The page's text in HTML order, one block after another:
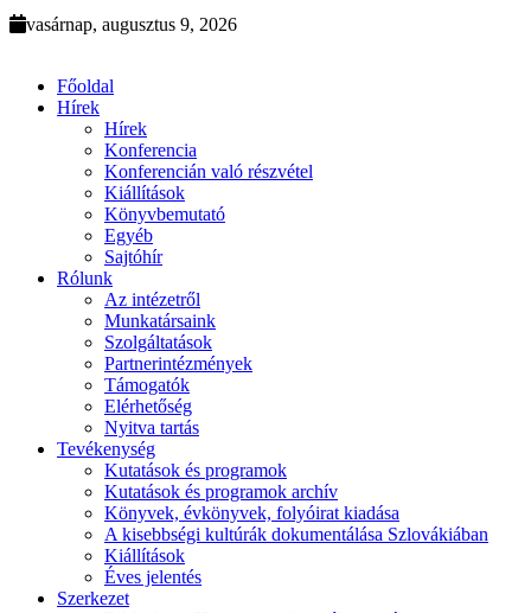
vasárnap, augusztus 9, 2026
Főoldal
Hírek
Hírek
Konferencia
Konferencián való részvétel
Kiállítások
Könyvbemutató
Egyéb
Sajtóhír
Rólunk
Az intézetről
Munkatársaink
Szolgáltatások
Partnerintézmények
Támogatók
Elérhetőség
Nyitva tartás
Tevékenység
Kutatások és programok
Kutatások és programok archív
Könyvek, évkönyvek, folyóirat kiadása
A kisebbségi kultúrák dokumentálása Szlovákiában
Kiállítások
Éves jelentés
Szerkezet